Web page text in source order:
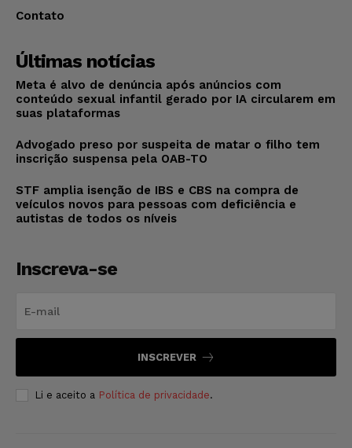
Contato
Últimas notícias
Meta é alvo de denúncia após anúncios com
conteúdo sexual infantil gerado por IA circularem em
suas plataformas
Advogado preso por suspeita de matar o filho tem
inscrição suspensa pela OAB-TO
STF amplia isenção de IBS e CBS na compra de
veículos novos para pessoas com deficiência e
autistas de todos os níveis
Inscreva-se
INSCREVER
Li e aceito a Política de privacidade.